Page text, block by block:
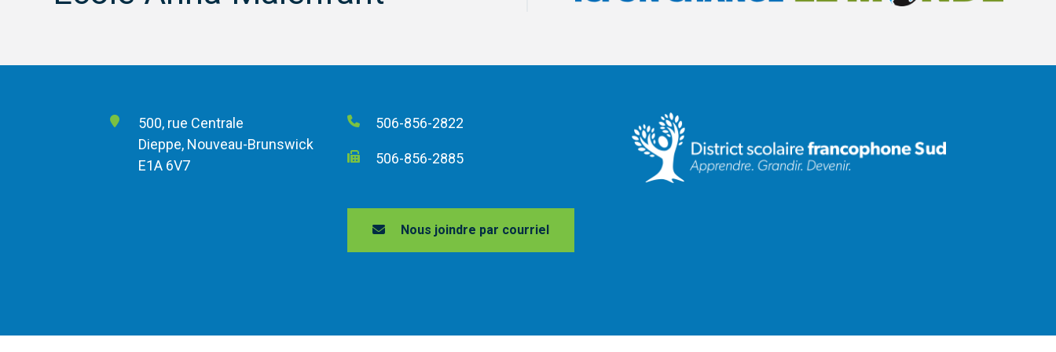
500, rue Centrale
Dieppe, Nouveau-Brunswick
E1A 6V7
506-856-2822
506-856-2885
Nous joindre par courriel